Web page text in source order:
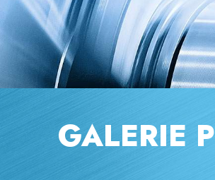
GALERIE